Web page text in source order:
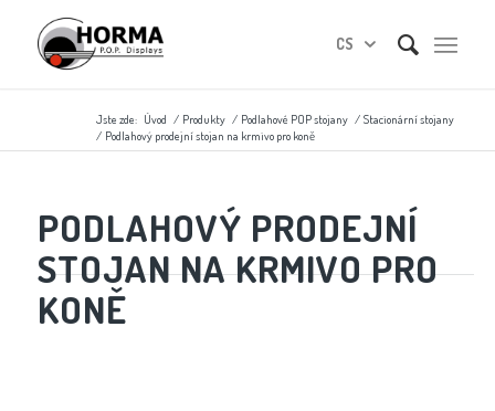
CS
Jste zde: Úvod / Produkty / Podlahové POP stojany / Stacionární stojany
/ Podlahový prodejní stojan na krmivo pro koně
PODLAHOVÝ PRODEJNÍ
STOJAN NA KRMIVO PRO
KONĚ